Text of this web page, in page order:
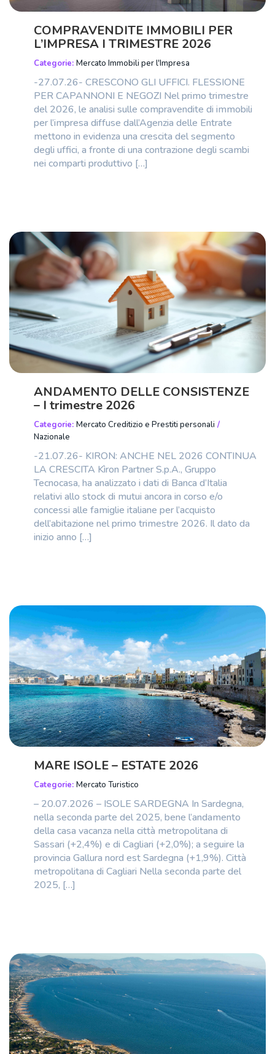
COMPRAVENDITE IMMOBILI PER
L’IMPRESA I TRIMESTRE 2026
Categorie: Mercato Immobili per l'Impresa
-27.07.26- CRESCONO GLI UFFICI. FLESSIONE
PER CAPANNONI E NEGOZI Nel primo trimestre
del 2026, le analisi sulle compravendite di immobili
per l’impresa diffuse dall’Agenzia delle Entrate
mettono in evidenza una crescita del segmento
degli uffici, a fronte di una contrazione degli scambi
nei comparti produttivo […]
ANDAMENTO DELLE CONSISTENZE
– I trimestre 2026
Categorie: Mercato Creditizio e Prestiti personali /
Nazionale
-21.07.26- KIRON: ANCHE NEL 2026 CONTINUA
LA CRESCITA Kìron Partner S.p.A., Gruppo
Tecnocasa, ha analizzato i dati di Banca d’Italia
relativi allo stock di mutui ancora in corso e/o
concessi alle famiglie italiane per l’acquisto
dell’abitazione nel primo trimestre 2026. Il dato da
inizio anno […]
MARE ISOLE – ESTATE 2026
Categorie: Mercato Turistico
– 20.07.2026 – ISOLE SARDEGNA In Sardegna,
nella seconda parte del 2025, bene l’andamento
della casa vacanza nella città metropolitana di
Sassari (+2,4%) e di Cagliari (+2,0%); a seguire la
provincia Gallura nord est Sardegna (+1,9%). Città
metropolitana di Cagliari Nella seconda parte del
2025, […]